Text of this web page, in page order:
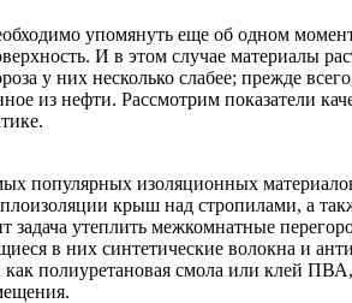
упомянуть еще об одном
И в этом случае материалы
у них несколько слабее; прежде
из нефти. Рассмотрим показатели
популярных изоляционных
крыш над стропилами, а
утеплить межкомнатные
в них синтетические волокна и
как полиуретановая смола или клей